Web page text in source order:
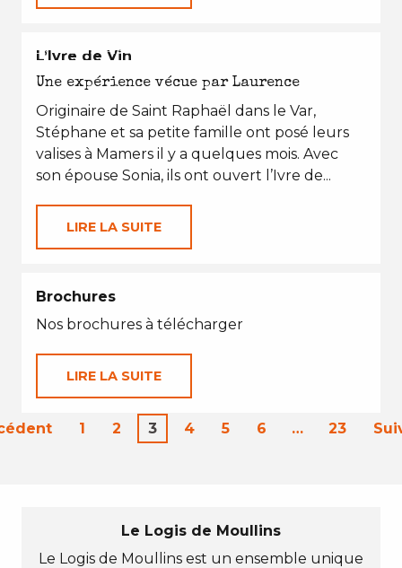
EN TOUTES SAISONS
L’Ivre de Vin
Une expérience vécue par Laurence
Originaire de Saint Raphaël dans le Var,
Stéphane et sa petite famille ont posé leurs
valises à Mamers il y a quelques mois. Avec
son épouse Sonia, ils ont ouvert l’Ivre de...
LIRE LA SUITE
Brochures
Nos brochures à télécharger
LIRE LA SUITE
1 2 3 4 5 6 … 23
Le Logis de Moullins
Le Logis de Moullins est un ensemble unique